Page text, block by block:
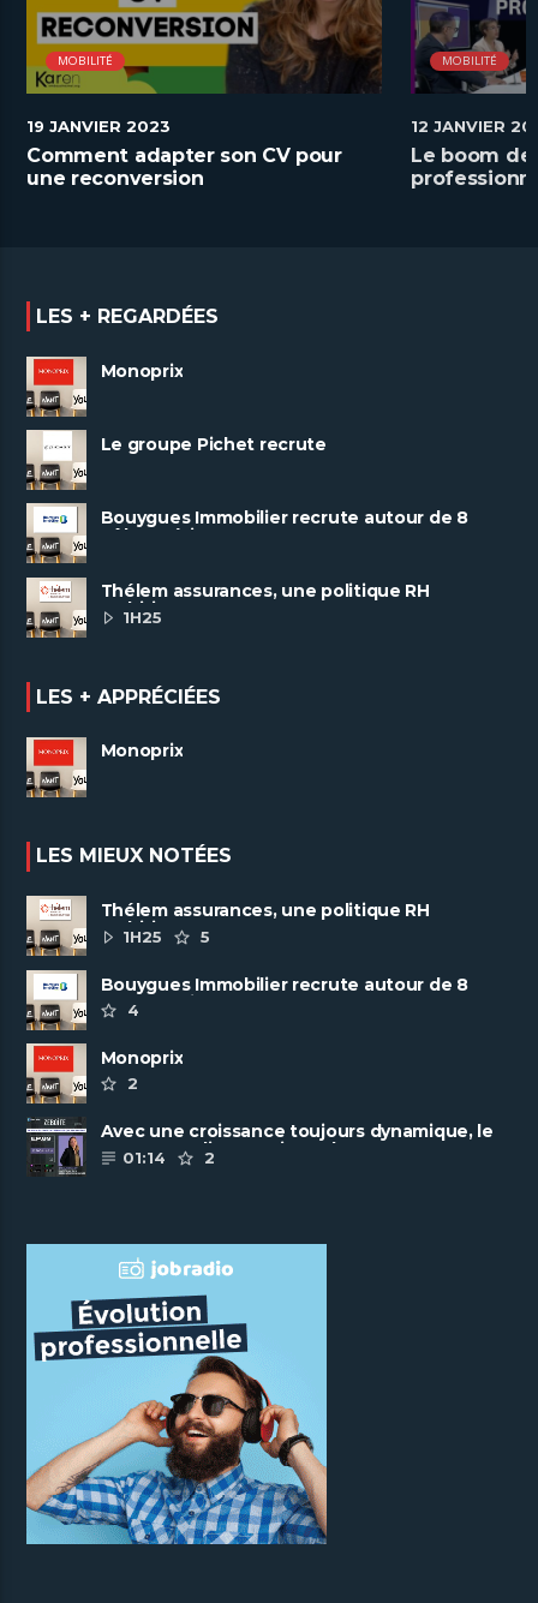
MOBILITÉ
19 JANVIER 2023
Comment adapter son CV pour
une reconversion
MOBILITÉ
12 JANVIER
Le boom
LES + REGARDÉES
Monoprix
Le groupe Pichet recrute
Bouygues Immobilier recrute autour de 8
pôles métiers
Thélem assurances, une politique RH
ambitieuse
1H25
LES + APPRÉCIÉES
Monoprix
LES MIEUX NOTÉES
Thélem assurances, une politique RH
ambitieuse
1H25 5
Bouygues Immobilier recrute autour de 8
pôles métiers
4
Monoprix
2
Avec une croissance toujours dynamique, le
groupe Scalian continue de ......
01:14 2